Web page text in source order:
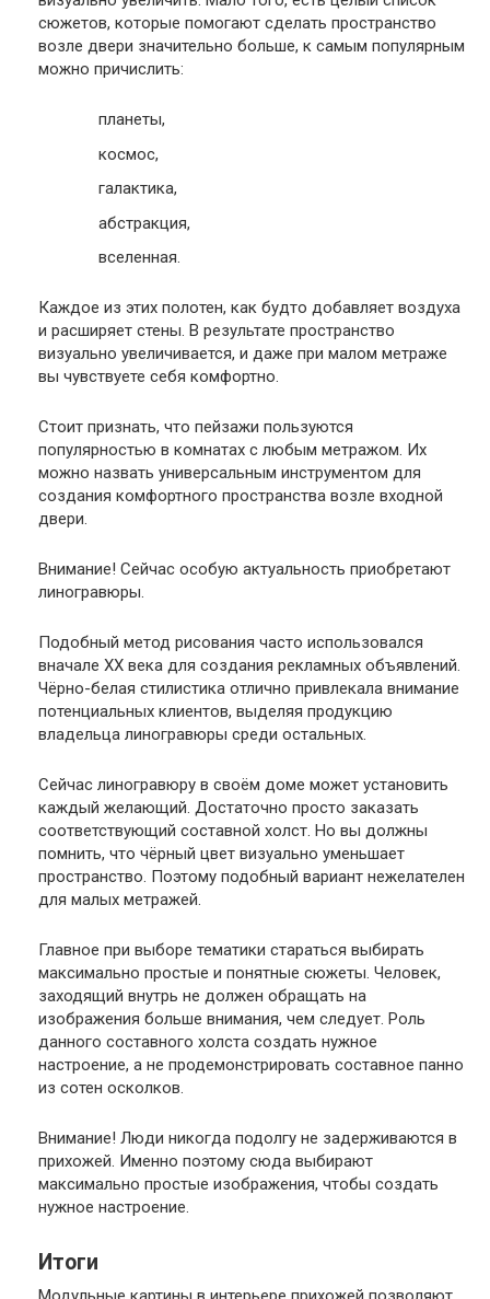
сюжетов, которые помогают сделать пространство
возле двери значительно больше, к самым популярным
можно причислить:
планеты,
космос,
галактика,
абстракция,
вселенная.
Каждое из этих полотен, как будто добавляет воздуха
и расширяет стены. В результате пространство
визуально увеличивается, и даже при малом метраже
вы чувствуете себя комфортно.
Стоит признать, что пейзажи пользуются
популярностью в комнатах с любым метражом. Их
можно назвать универсальным инструментом для
создания комфортного пространства возле входной
двери.
Внимание! Сейчас особую актуальность приобретают
линогравюры.
Подобный метод рисования часто использовался
вначале XX века для создания рекламных объявлений.
Чёрно-белая стилистика отлично привлекала внимание
потенциальных клиентов, выделяя продукцию
владельца линогравюры среди остальных.
Сейчас линогравюру в своём доме может установить
каждый желающий. Достаточно просто заказать
соответствующий составной холст. Но вы должны
помнить, что чёрный цвет визуально уменьшает
пространство. Поэтому подобный вариант нежелателен
для малых метражей.
Главное при выборе тематики стараться выбирать
максимально простые и понятные сюжеты. Человек,
заходящий внутрь не должен обращать на
изображения больше внимания, чем следует. Роль
данного составного холста создать нужное
настроение, а не продемонстрировать составное панно
из сотен осколков.
Внимание! Люди никогда подолгу не задерживаются в
прихожей. Именно поэтому сюда выбирают
максимально простые изображения, чтобы создать
нужное настроение.
Итоги